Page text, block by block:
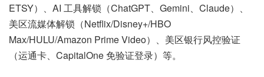
ETSY）、AI 工具解锁（ChatGPT、Gemini、Claude）、
美区流媒体解锁（Netflix/Disney+/HBO
Max/HULU/Amazon Prime Video）、美区银行风控验证
（运通卡、CapitalOne 免验证登录）等。